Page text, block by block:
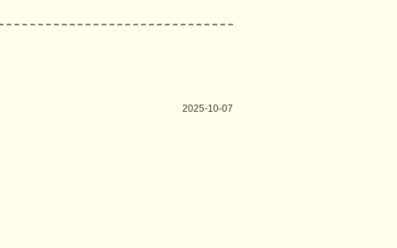
2025-10-07